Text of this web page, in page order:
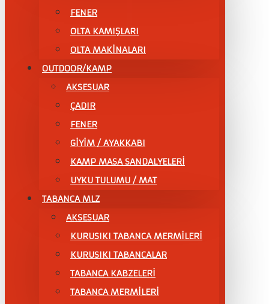
FENER
OLTA KAMIŞLARI
OLTA MAKİNALARI
OUTDOOR/KAMP
AKSESUAR
ÇADIR
FENER
GİYİM / AYAKKABI
KAMP MASA SANDALYELERİ
UYKU TULUMU / MAT
TABANCA MLZ
AKSESUAR
KURUSIKI TABANCA MERMİLERİ
KURUSIKI TABANCALAR
TABANCA KABZELERİ
TABANCA MERMİLERİ